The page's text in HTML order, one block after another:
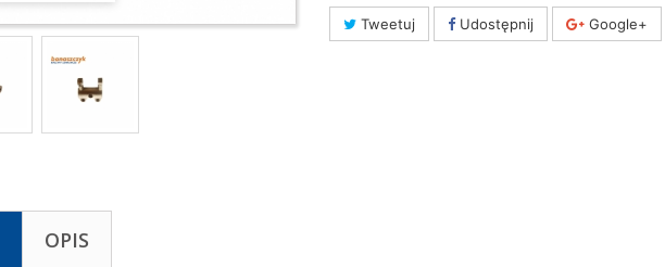
Tweetuj Udostępnij Google+
OPIS